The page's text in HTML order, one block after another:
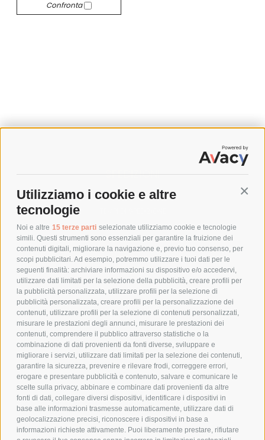
Utilizziamo i cookie e altre
tecnologie
Noi e altre 15 terze parti selezionate utilizziamo cookie e tecnologie
simili. Questi strumenti sono essenziali per garantire la fruizione dei
contenuti digitali, migliorare la navigazione e, previo tuo consenso, per
scopi pubblicitari. Ad esempio, potremmo utilizzare i tuoi dati per le
seguenti finalità: archiviare informazioni su dispositivo e/o accedervi,
utilizzare dati limitati per la selezione della pubblicità, creare profili per
la pubblicità personalizzata, utilizzare profili per la selezione di
pubblicità personalizzata, creare profili per la personalizzazione dei
contenuti, utilizzare profili per la selezione di contenuti personalizzati,
misurare le prestazioni degli annunci, misurare le prestazioni dei
contenuti, comprendere il pubblico attraverso statistiche o la
combinazione di dati provenienti da fonti diverse, sviluppare e
migliorare i servizi, utilizzare dati limitati per la selezione dei contenuti,
garantire la sicurezza, prevenire e rilevare frodi, correggere errori,
erogare e presentare pubblicità e contenuto, salvare e comunicare le
scelte sulla privacy, abbinare e combinare dati provenienti da altre
fonti di dati, collegare diversi dispositivi, identificare i dispositivi in
base alle informazioni trasmesse automaticamente, utilizzare dati di
geolocalizzazione precisi, riconoscere i dispositivi in base a
informazioni richieste attivamente. Puoi liberamente prestare, rifiutare
Confronta
SPEDIZIONI
COSTI DI SPEDIZIONE
POLITICA DI RESO
POLICY
PRIVACY POLICY
COOKIE POLICY
PAGAMENTI SICURI
AZIENDA
CHI SIAMO
MARCHI TRATTATI
CONDOMINI